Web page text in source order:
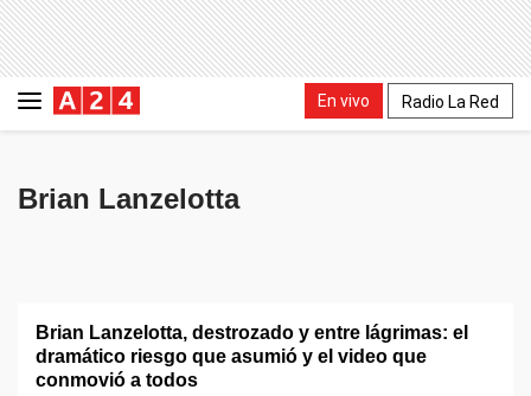
En vivo Radio La Red
Brian Lanzelotta
Brian Lanzelotta, destrozado y entre lágrimas: el
dramático riesgo que asumió y el video que
conmovió a todos